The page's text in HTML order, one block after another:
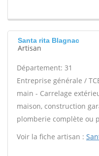
Santa rita Blagnac
Artisan
Département: 31
Entreprise générale /
main - Carrelage
maison, construction
plomberie complète ou
Voir la fiche artisan :